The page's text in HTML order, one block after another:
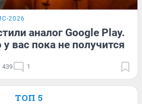
2026
аналог Google Play.
у вас пока не получится
439 1
ТОП 5